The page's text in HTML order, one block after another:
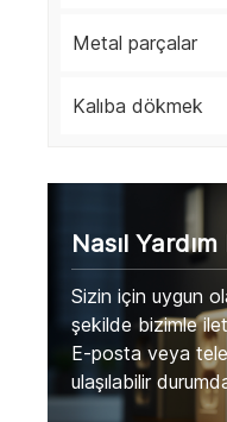
Metal parçalar
Kalıba dökmek
Nasıl
Sizin için uygun
şekilde bizimle
E-posta veya
ulaşılabilir